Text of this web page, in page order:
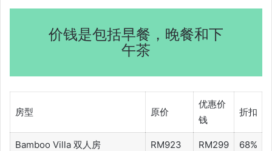
价钱是包括早餐，晚餐和下
午茶
房型 原价
优惠价
钱
折扣
Bamboo Villa 双人房 RM923 RM299 68%